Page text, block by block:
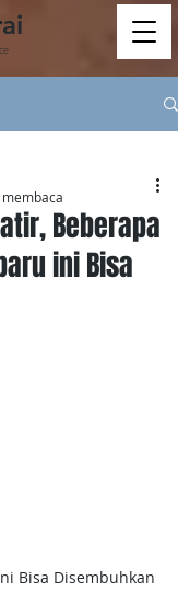
Beberapa
ini Bisa
Bisa Disembuhkan